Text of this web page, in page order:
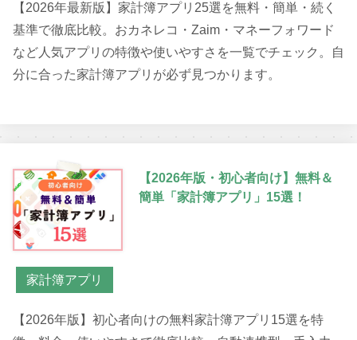
【2026年最新版】家計簿アプリ25選を無料・簡単・続く
基準で徹底比較。おカネレコ・Zaim・マネーフォワード
など人気アプリの特徴や使いやすさを一覧でチェック。自
分に合った家計簿アプリが必ず見つかります。
【2026年版・初心者向け】無料＆
簡単「家計簿アプリ」15選！
家計簿アプリ
【2026年版】初心者向けの無料家計簿アプリ15選を特